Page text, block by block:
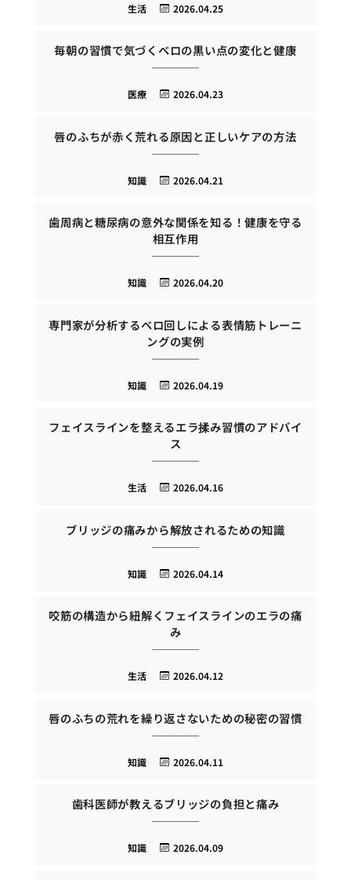
2026.04.25
生活
毎朝の習慣で気づくベロの黒い点の変化と健康
2026.04.23
医療
唇のふちが赤く荒れる原因と正しいケアの方法
2026.04.21
知識
歯周病と糖尿病の意外な関係を知る！健康を守る
相互作用
2026.04.20
知識
専門家が分析するベロ回しによる表情筋トレーニ
ングの実例
2026.04.19
知識
フェイスラインを整えるエラ揉み習慣のアドバイ
ス
2026.04.16
生活
ブリッジの痛みから解放されるための知識
2026.04.14
知識
咬筋の構造から紐解くフェイスラインのエラの痛
み
2026.04.12
生活
唇のふちの荒れを繰り返さないための秘密の習慣
2026.04.11
知識
歯科医師が教えるブリッジの負担と痛み
2026.04.09
知識